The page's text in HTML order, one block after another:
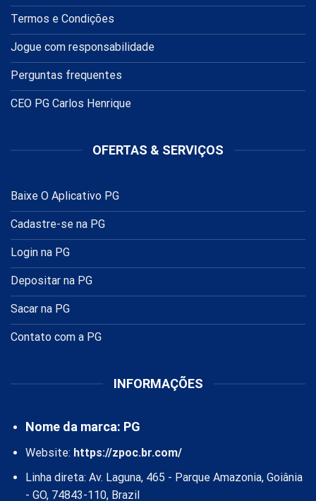
Termos e Condições
Jogue com responsabilidade
Perguntas frequentes
CEO PG Carlos Henrique
OFERTAS & SERVIÇOS
Baixe O Aplicativo PG
Cadastre-se na PG
Login na PG
Depositar na PG
Sacar na PG
Contato com a PG
INFORMAÇÕES
Nome da marca: PG
Website: https://zpoc.br.com/
Linha direta: Av. Laguna, 465 - Parque Amazonia, Goiânia
- GO, 74843-110, Brazil